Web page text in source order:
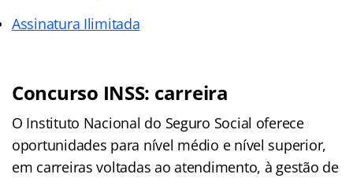
Assinatura Ilimitada
Concurso INSS: carreira
O Instituto Nacional do Seguro Social oferece
oportunidades para nível médio e nível superior,
em carreiras voltadas ao atendimento, à gestão de